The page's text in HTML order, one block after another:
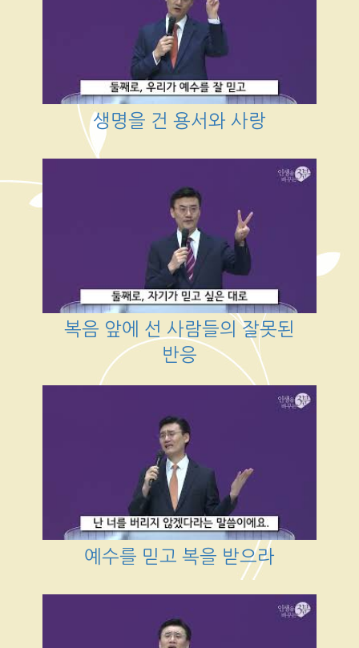
생명을 건 용서와 사랑
복음 앞에 선 사람들의 잘못된
반응
예수를 믿고 복을 받으라